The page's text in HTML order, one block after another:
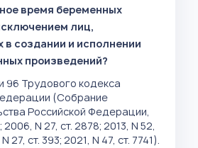
время беременных
лиц,
в создании и исполнении
произведений?
96 Трудового кодекса
(Собрание
Российской Федерации,
2006, N 27, ст. 2878; 2013, N 52,
27, ст. 393; 2021, N 47, ст. 7741).